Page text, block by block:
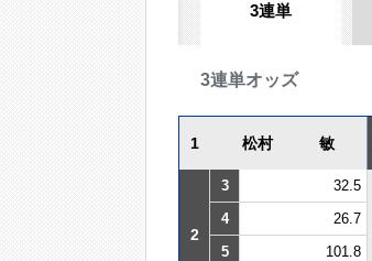
3連単
3連単オッズ
1 松村 敏
2
3 32.5
4
26.7
5
101.8